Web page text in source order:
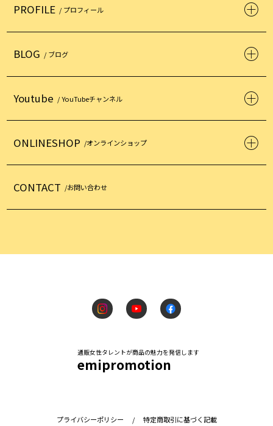
PROFILE / プロフィール
BLOG / ブログ
Youtube / YouTubeチャンネル
ONLINESHOP /オンラインショップ
CONTACT /お問い合わせ
通販女性タレントが商品の魅力を発信します
emipromotion
プライバシーポリシー / 特定商取引に基づく記載